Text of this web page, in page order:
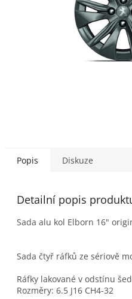
Popis Diskuze
Detailní popis
Sada alu kol Elborn 16"
Sada čtyř ráfků ze sériově
Ráfky lakované v odstínu
Rozměry: 6.5 J16 CH4-32